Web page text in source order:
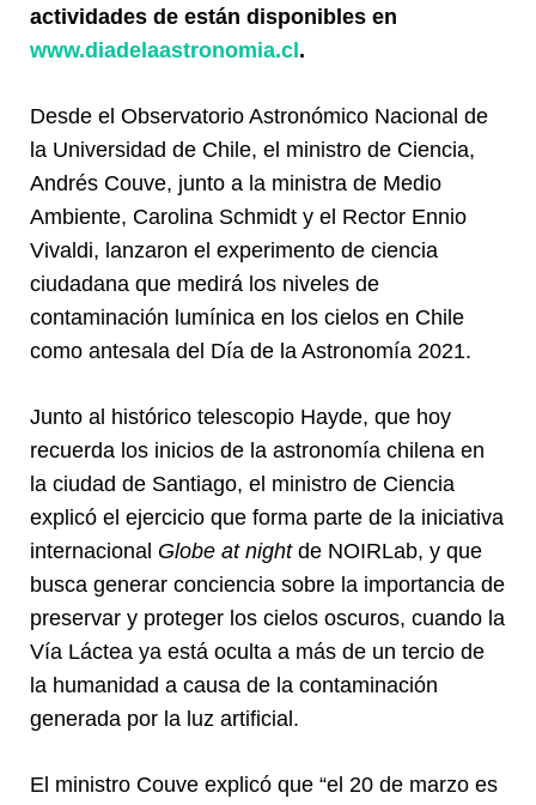
actividades de están disponibles en
www.diadelaastronomia.cl .
Desde el Observatorio Astronómico Nacional de
la Universidad de Chile, el ministro de Ciencia,
Andrés Couve, junto a la ministra de Medio
Ambiente, Carolina Schmidt y el Rector Ennio
Vivaldi, lanzaron el experimento de ciencia
ciudadana que medirá los niveles de
contaminación lumínica en los cielos en Chile
como antesala del Día de la Astronomía 2021.
Junto al histórico telescopio Hayde, que hoy
recuerda los inicios de la astronomía chilena en
la ciudad de Santiago, el ministro de Ciencia
explicó el ejercicio que forma parte de la iniciativa
internacional Globe at nightde NOIRLab, y que
busca generar conciencia sobre la importancia de
preservar y proteger los cielos oscuros, cuando l a
Vía Láctea ya está oculta a más de un tercio de
la humanidad a causa de la contaminación
generada por la luz artificial.
El ministro Couve explicó que “el 20 de marzo es